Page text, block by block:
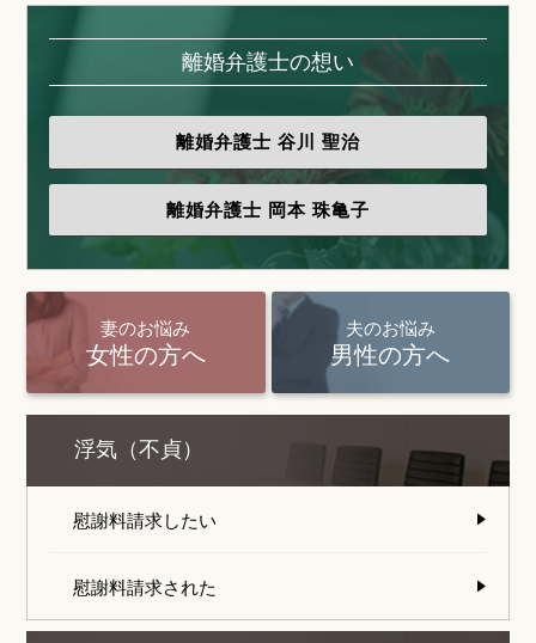
離婚弁護士の想い
離婚弁護士 谷川 聖治
離婚弁護士 岡本 珠亀子
妻のお悩み
女性の方へ
夫のお悩み
男性の方へ
浮気（不貞）
慰謝料請求したい
慰謝料請求された